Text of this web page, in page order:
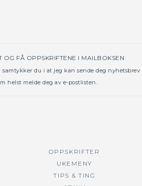
OG FÅ OPPSKRIFTENE I MAILBOKSEN
samtykker du i at jeg kan sende deg
helst melde deg av e-postlisten.
OPPSKRIFTER
UKEMENY
TIPS & TING